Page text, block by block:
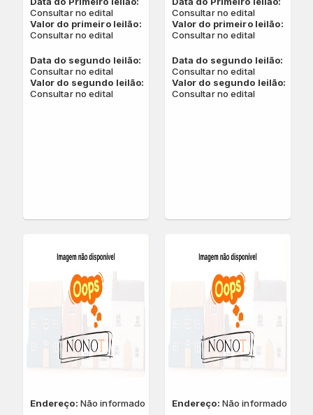
Consultar no edital
Valor do primeiro leilão:
Consultar no edital
Data do segundo leilão:
Consultar no edital
Valor do segundo leilão:
Consultar no edital
Consultar no edital
Valor do primeiro leilão:
Consultar no edital
Data do segundo leilão:
Consultar no edital
Valor do segundo leilão:
Consultar no edital
Endereço: Não informado Endereço: Não informado